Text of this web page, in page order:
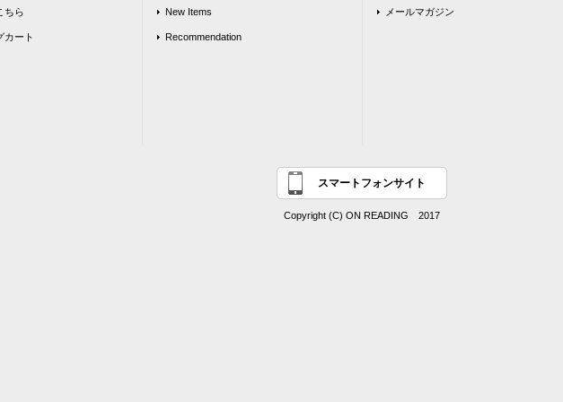
ちら
カート
New Items
Recommendation
メールマガジン
スマートフォンサイト
Copyright (C) ON READING 2017